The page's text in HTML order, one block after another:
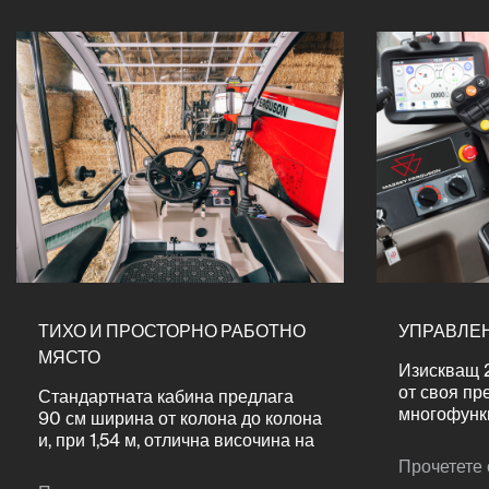
ТИХО И ПРОСТОРНО РАБОТНО
МЯСТО
Стандартната кабина предлага
90 см ширина от колона до колона
и, при 1,54 м, отлична височина на
запазва обща височина от 2,49 м.
Изискващ
от своя
Може да